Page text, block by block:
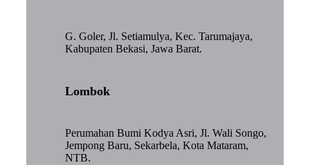
G. Goler, Jl. Setiamulya, Kec. Tarumajaya,
Kabupaten Bekasi, Jawa Barat.
Lombok
Perumahan Bumi Kodya Asri, Jl. Wali Songo,
Jempong Baru, Sekarbela, Kota Mataram,
NTB.